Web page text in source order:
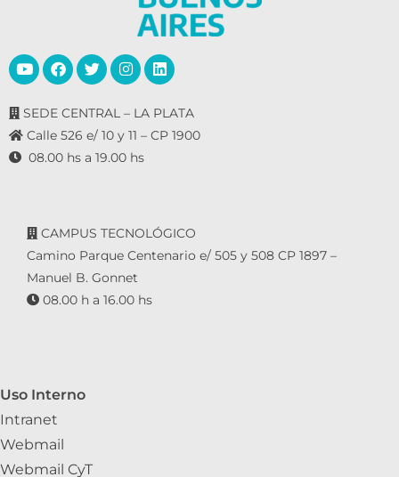
SEDE CENTRAL – LA PLATA
Calle 526 e/ 10 y 11 – CP 1900
08.00 hs a 19.00 hs
CAMPUS TECNOLÓGICO
Camino Parque Centenario e/ 505 y 508 CP 1897 –
Manuel B. Gonnet
08.00 h a 16.00 hs
Uso Interno
Intranet
Webmail
Webmail CyT